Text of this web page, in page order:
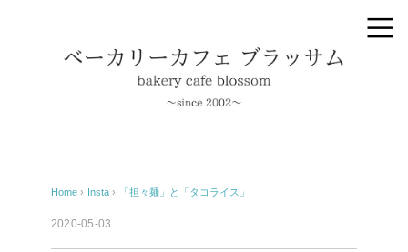
Home › Insta › 「担々麺」と「タコライス」
2020-05-03